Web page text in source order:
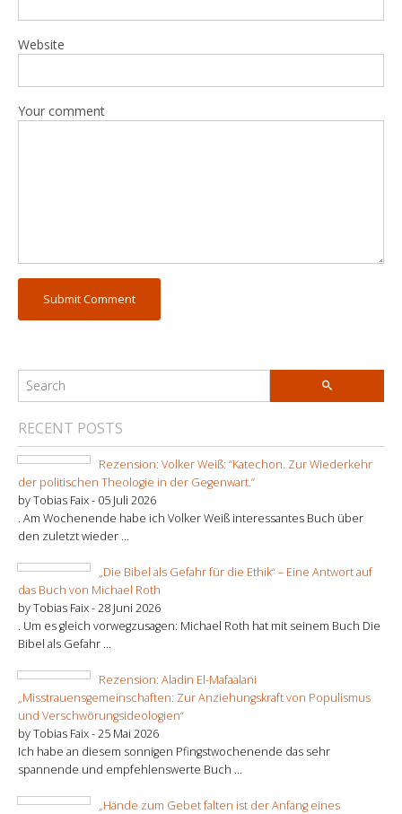
Website
Your comment
RECENT POSTS
Rezension: Volker Weiß: “Katechon. Zur Wiederkehr
der politischen Theologie in der Gegenwart.”
by Tobias Faix - 05 Juli 2026
. Am Wochenende habe ich Volker Weiß interessantes Buch über
den zuletzt wieder ...
„Die Bibel als Gefahr für die Ethik“ – Eine Antwort auf
das Buch von Michael Roth
by Tobias Faix -28 Juni 2026
. Um es gleich vorwegzusagen: Michael Roth hat mit seinem Buch Die
Bibel als Gefahr ...
Rezension: Aladin El-Mafaalani
„Misstrauensgemeinschaften: Zur Anziehungskraft von Populismus
und Verschwörungsideologien“
by Tobias Faix -25 Mai 2026
Ich habe an diesem sonnigen Pfingstwochenende das sehr
spannende und empfehlenswerte Buch ...
„Hände zum Gebet falten ist der Anfang eines